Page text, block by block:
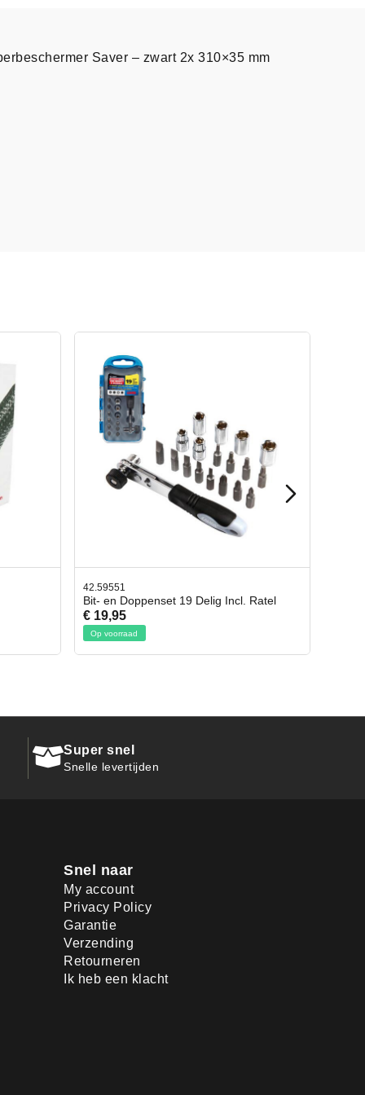
Saver – zwart 2x 310×35 mm
42.59551
Bit- en Doppenset 19 Delig Incl. Ratel
€ 19,95
Op voorraad
Super snel
Snelle levertijden
Snel naar
My account
Privacy Policy
Garantie
Verzending
Retourneren
Ik heb een klacht